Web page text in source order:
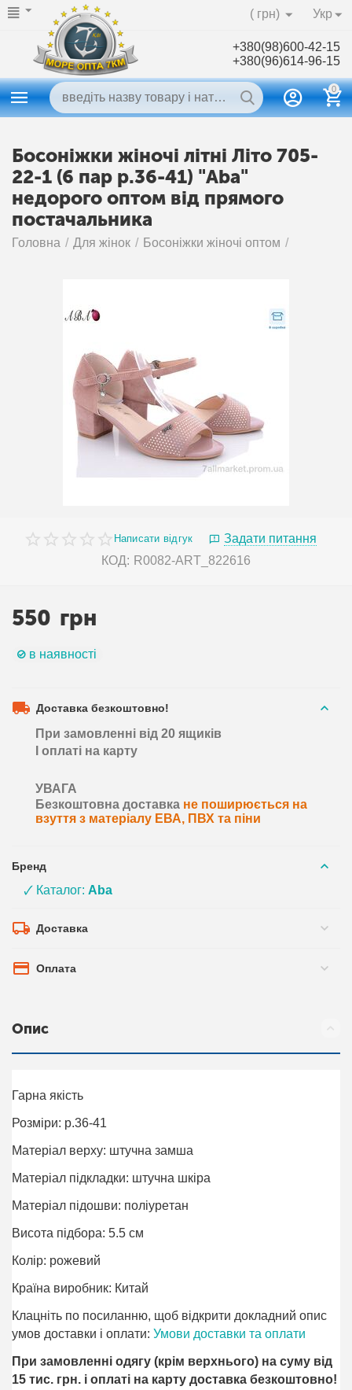
Укр
( грн)
+380(98)600-42-15
+380(96)614-96-15
0
Босоніжки жіночі літні Літо 705-
22-1 (6 пар р.36-41) "Aba"
недорого оптом від прямого
постачальника
Головна / Для жінок / Босоніжки жіночі оптом /
Написати відгук
Задати питання
КОД: R0082-ART_822616
550 грн
в наявності
Доставка безкоштовно!
При замовленні від 20 ящиків
І оплаті на карту
УВАГА
Безкоштовна доставка не поширюється на
взуття з матеріалу ЕВА, ПВХ та піни
Бренд
🗸 Каталог:Aba
Доставка
Оплата
Опис
Гарна якість
Розміри: р.36-41
Матеріал верху: штучна замша
Матеріал підкладки: штучна шкіра
Матеріал підошви: поліурeтан
Висота підбора: 5.5 см
Колір: рожевий
Країна виробник: Китай
Клацніть по посиланню, щоб відкрити докладний опис
умов доставки і оплати:Умови доставки та оплати
При замовленні одягу (крім верхнього) на суму від
15 тис. грн. і оплаті на карту доставка безкоштовно!